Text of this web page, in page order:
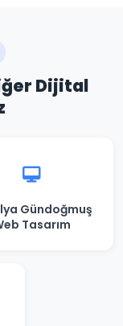
Dijital
Gündoğmuş
Tasarım